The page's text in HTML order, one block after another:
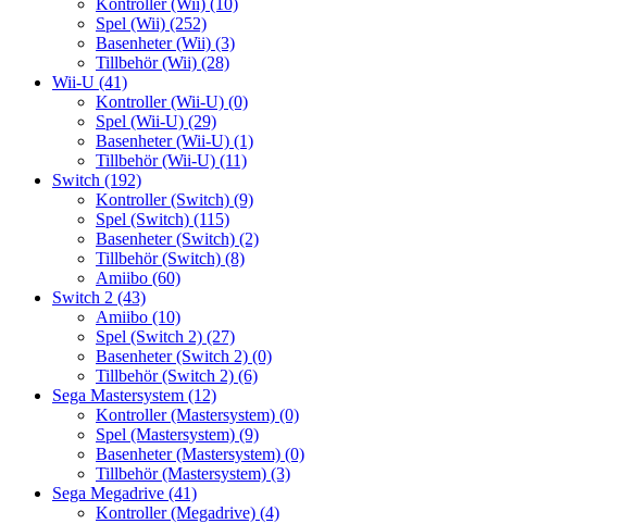
Kontroller (Wii) (10)
Spel (Wii) (252)
Basenheter (Wii) (3)
Tillbehör (Wii) (28)
Wii-U (41)
Kontroller (Wii-U) (0)
Spel (Wii-U) (29)
Basenheter (Wii-U) (1)
Tillbehör (Wii-U) (11)
Switch (192)
Kontroller (Switch) (9)
Spel (Switch) (115)
Basenheter (Switch) (2)
Tillbehör (Switch) (8)
Amiibo (60)
Switch 2 (43)
Amiibo (10)
Spel (Switch 2) (27)
Basenheter (Switch 2) (0)
Tillbehör (Switch 2) (6)
Sega Mastersystem (12)
Kontroller (Mastersystem) (0)
Spel (Mastersystem) (9)
Basenheter (Mastersystem) (0)
Tillbehör (Mastersystem) (3)
Sega Megadrive (41)
Kontroller (Megadrive) (4)